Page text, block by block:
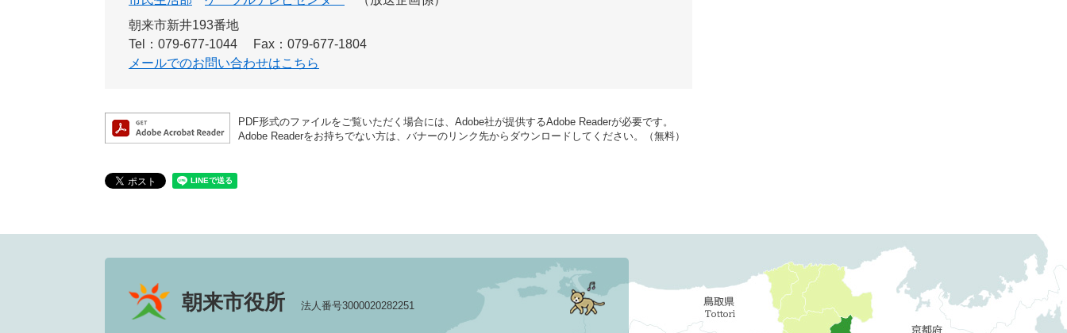
朝来市新井193番地
Tel：079-677-1044
Fax：079-677-1804
メールでのお問い合わせはこちら
PDF形式のファイルをご覧いただく場合には、Adobe社が提供するAdobe Readerが必要です。
Adobe Readerをお持ちでない方は、バナーのリンク先からダウンロードしてください。（無料）
朝来市役所 法人番号3000020282251